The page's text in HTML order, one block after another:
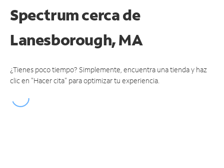
Spectrumcerca de
Lanesborough, MA
¿Tienes poco tiempo? Simplemente, encuentra una tienda y haz
clic en "Hacer cita" para optimizar tu experiencia.